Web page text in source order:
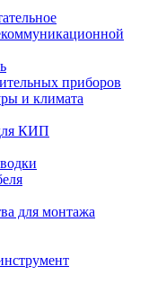
приборов
и климата
КИП
для монтажа